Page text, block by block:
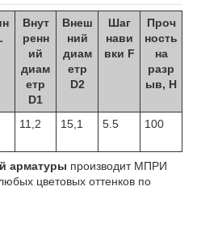
Внут
ренн
ий
диам
етр
D1
Внеш
ний
диам
етр
D2
Шаг
нави
вки F
Проч
ность
на
разр
ыв, Н
11,2 15,1 5.5 100
арматуры производит МПРИ
цветовых оттенков по